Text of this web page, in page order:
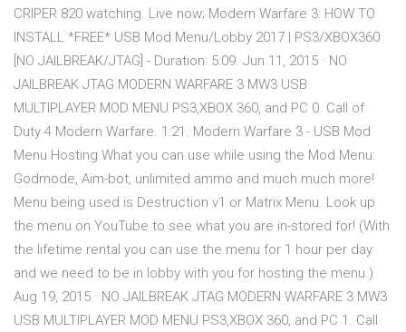
CRIPER 820 watching. Live now; Modern Warfare 3: HOW TO
INSTALL *FREE* USB Mod Menu/Lobby 2017 | PS3/XBOX360
[NO JAILBREAK/JTAG] - Duration: 5:09. Jun 11, 2015 · NO
JAILBREAK JTAG MODERN WARFARE 3 MW3 USB
MULTIPLAYER MOD MENU PS3,XBOX 360, and PC 0. Call of
Duty 4 Modern Warfare. 1:21. Modern Warfare 3 - USB Mod
Menu Hosting What you can use while using the Mod Menu:
Godmode, Aim-bot, unlimited ammo and much much more!
Menu being used is Destruction v1 or Matrix Menu. Look up
the menu on YouTube to see what you are in-stored for! (With
the lifetime rental you can use the menu for 1 hour per day
and we need to be in lobby with you for hosting the menu.)
Aug 19, 2015 · NO JAILBREAK JTAG MODERN WARFARE 3 MW3
USB MULTIPLAYER MOD MENU PS3,XBOX 360, and PC 1. Call